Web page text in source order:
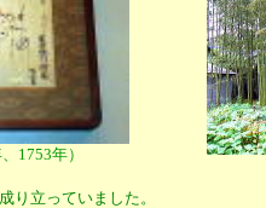
1753年）
り立っていました。